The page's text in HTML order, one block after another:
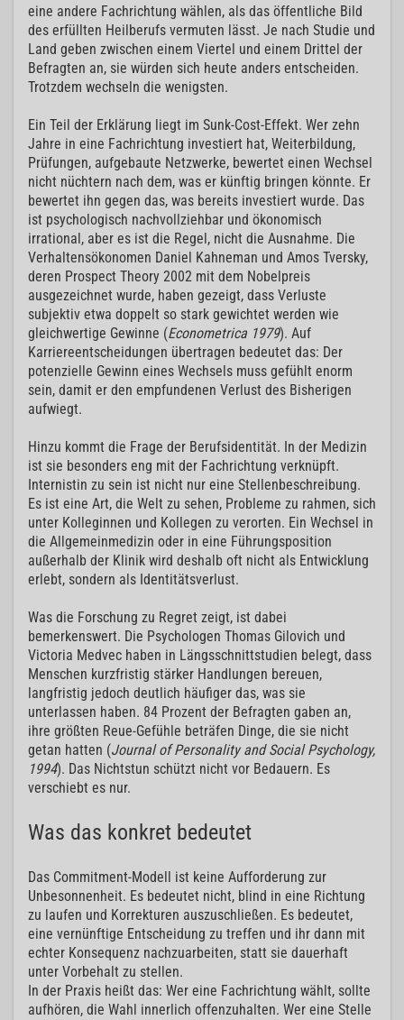
eine andere Fachrichtung wählen, als das öffentliche Bild
des erfüllten Heilberufs vermuten lässt. Je nach Studie und
Land geben zwischen einem Viertel und einem Drittel der
Befragten an, sie würden sich heute anders entscheiden.
Trotzdem wechseln die wenigsten.
Ein Teil der Erklärung liegt im Sunk-Cost-Effekt. Wer zehn
Jahre in eine Fachrichtung investiert hat, Weiterbildung,
Prüfungen, aufgebaute Netzwerke, bewertet einen Wechsel
nicht nüchtern nach dem, was er künftig bringen könnte. Er
bewertet ihn gegen das, was bereits investiert wurde. Das
ist psychologisch nachvollziehbar und ökonomisch
irrational, aber es ist die Regel, nicht die Ausnahme. Die
Verhaltensökonomen Daniel Kahneman und Amos Tversky,
deren Prospect Theory 2002 mit dem Nobelpreis
ausgezeichnet wurde, haben gezeigt, dass Verluste
subjektiv etwa doppelt so stark gewichtet werden wie
gleichwertige Gewinne (Econometrica 1979). Auf
Karriereentscheidungen übertragen bedeutet das: Der
potenzielle Gewinn eines Wechsels muss gefühlt enorm
sein, damit er den empfundenen Verlust des Bisherigen
aufwiegt.
Hinzu kommt die Frage der Berufsidentität. In der Medizin
ist sie besonders eng mit der Fachrichtung verknüpft.
Internistin zu sein ist nicht nur eine Stellenbeschreibung.
Es ist eine Art, die Welt zu sehen, Probleme zu rahmen, sich
unter Kolleginnen und Kollegen zu verorten. Ein Wechsel in
die Allgemeinmedizin oder in eine Führungsposition
außerhalb der Klinik wird deshalb oft nicht als Entwicklung
erlebt, sondern als Identitätsverlust.
Was die Forschung zu Regret zeigt, ist dabei
bemerkenswert. Die Psychologen Thomas Gilovich und
Victoria Medvec haben in Längsschnittstudien belegt, dass
Menschen kurzfristig stärker Handlungen bereuen,
langfristig jedoch deutlich häufiger das, was sie
unterlassen haben. 84 Prozent der Befragten gaben an,
ihre größten Reue-Gefühle beträfen Dinge, die sie nicht
getan hatten (Journal of Personality and Social Psychology,
1994). Das Nichtstun schützt nicht vor Bedauern. Es
verschiebt es nur.
Was das konkret bedeutet
Das Commitment-Modell ist keine Aufforderung zur
Unbesonnenheit. Es bedeutet nicht, blind in eine Richtung
zu laufen und Korrekturen auszuschließen. Es bedeutet,
eine vernünftige Entscheidung zu treffen und ihr dann mit
echter Konsequenz nachzuarbeiten, statt sie dauerhaft
unter Vorbehalt zu stellen.
In der Praxis heißt das: Wer eine Fachrichtung wählt, sollte
aufhören, die Wahl innerlich offenzuhalten. Wer eine Stelle